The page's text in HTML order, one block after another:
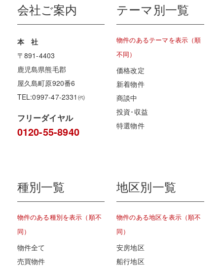
会社ご案内
本 社
〒891-4403
鹿児島県熊毛郡
屋久島町原920番6
TEL:0997-47-2331㈹
フリーダイヤル
0120-55-8940
テーマ別一覧
物件のあるテーマを表示（順
不同）
価格改定
新着物件
商談中
投資･収益
特選物件
種別一覧
物件のある種別を表示（順不
同）
物件全て
売買物件
地区別一覧
物件のある地区を表示（順不
同）
安房地区
船行地区